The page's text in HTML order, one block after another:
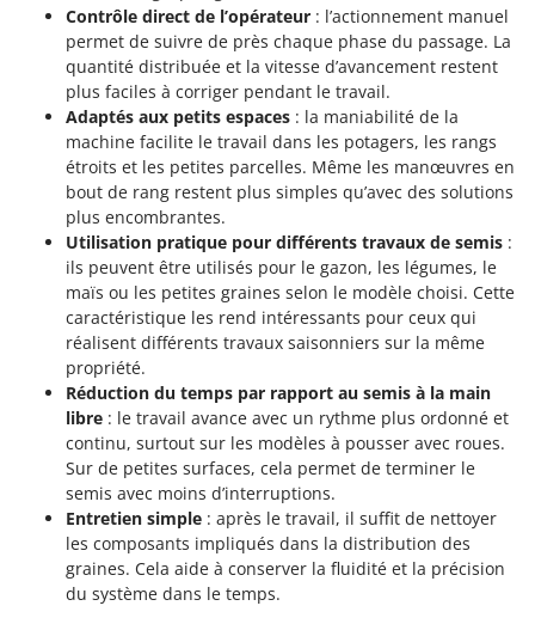
Tondeuses à Gazon
Tondeuses autoportées
Tondeuses débroussailleuses thermiques
Trancheuses
Trancheuses de sol
Transpalettes
Treuils de débardage
Tronçonneuses
Vêtements de Sécurité
Vibroculteurs à tracteur
Laica
Lampacrescia - MGM
Landxcape
LAR Casalinghi
Lavor
Linea VZ
Lisam
Lotusgrill
M.A.I.BO.
Macom
Macte Ovens
Makita
MAMMAMIA
Marcato
Marina Systems
Master
Contrôle direct de l’opérateur : l’actionnement manuel
permet de suivre de près chaque phase du passage. La
quantité distribuée et la vitesse d’avancement restent
plus faciles à corriger pendant le travail.
Adaptés aux petits espaces : la maniabilité de la
machine facilite le travail dans les potagers, les rangs
étroits et les petites parcelles. Même les manœuvres en
bout de rang restent plus simples qu’avec des solutions
plus encombrantes.
Utilisation pratique pour différents travaux de semis :
ils peuvent être utilisés pour le gazon, les légumes, le
maïs ou les petites graines selon le modèle choisi. Cette
caractéristique les rend intéressants pour ceux qui
réalisent différents travaux saisonniers sur la même
propriété.
Réduction du temps par rapport au semis à la main
libre : le travail avance avec un rythme plus ordonné et
continu, surtout sur les modèles à pousser avec roues.
Sur de petites surfaces, cela permet de terminer le
semis avec moins d’interruptions.
Entretien simple : après le travail, il suffit de nettoyer
les composants impliqués dans la distribution des
graines. Cela aide à conserver la fluidité et la précision
du système dans le temps.